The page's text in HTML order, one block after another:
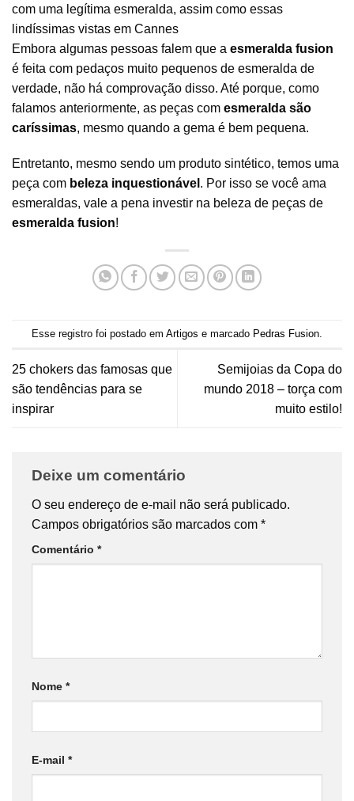
com uma legítima esmeralda, assim como essas
lindíssimas vistas em Cannes
Embora algumas pessoas falem que a esmeralda fusion
é feita com pedaços muito pequenos de esmeralda de
verdade, não há comprovação disso. Até porque, como
falamos anteriormente, as peças com esmeralda são
caríssimas, mesmo quando a gema é bem pequena.
Entretanto, mesmo sendo um produto sintético, temos uma
peça com beleza inquestionável . Por isso se você ama
esmeraldas, vale a pena investir na beleza de peças de
esmeralda fusion!
Esse registro foi postado em Artigos e marcado Pedras Fusion
25 chokers das famosas que
são tendências para se
inspirar
Semijoias da Copa do
mundo 2018 – torça com
muito estilo!
Deixe um comentário
O seu endereço de e-mail não será publicado.
Campos obrigatórios são marcados com *
Comentário *
Nome *
E-mail *